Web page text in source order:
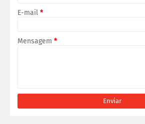
E-mail *
Mensagem *